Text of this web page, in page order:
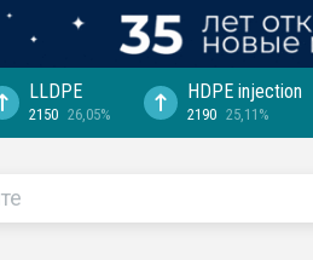
LLDPE
2150 26,05%
HDPE injection
2190 25,11%